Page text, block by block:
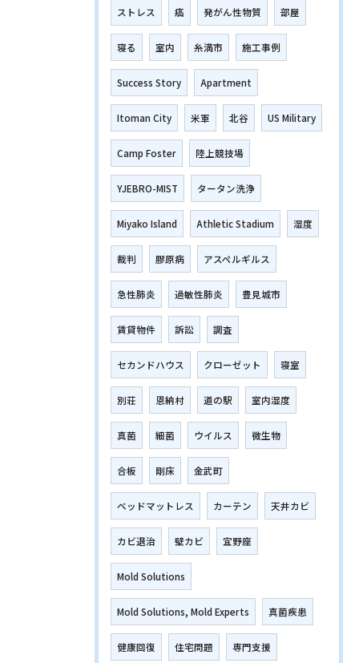
ストレス 癌 発がん性物質 部屋
寝る 室内 糸満市 施工事例
Success Story Apartment
Itoman City 米軍 北谷 US Military
Camp Foster 陸上競技場
YJEBRO-MIST タータン洗浄
Miyako Island Athletic Stadium 湿度
裁判 膠原病 アスペルギルス
急性肺炎 過敏性肺炎 豊見城市
賃貸物件 訴訟 調査
セカンドハウス クローゼット 寝室
別荘 恩納村 道の駅 室内湿度
真菌 細菌 ウイルス 微生物
合板 剛床 金武町
ベッドマットレス カーテン 天井カビ
カビ退治 壁カビ 宜野座
Mold Solutions
Mold Solutions, Mold Experts 真菌疾患
健康回復 住宅問題 専門支援